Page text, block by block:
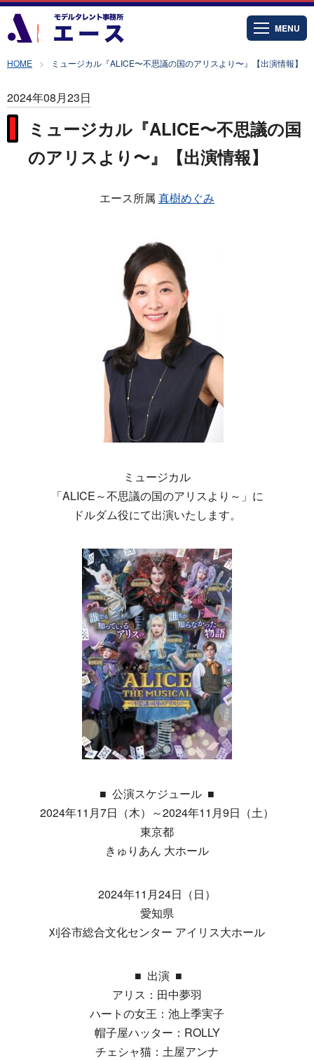
MENU
HOME ミュージカル『ALICE〜不思議の国のアリスより〜』【出演情報】
2024年08月23日
ミュージカル『ALICE〜不思議の国
のアリスより〜』【出演情報】
エース所属 真樹めぐみ
ミュージカル
「ALICE～不思議の国のアリスより～」に
ドルダム役にて出演いたします。
■ 公演スケジュール ■
2024年11月7日（木）～2024年11月9日（土）
東京都
きゅりあん 大ホール
2024年11月24日（日）
愛知県
刈谷市総合文化センター アイリス大ホール
■ 出演 ■
アリス：田中夢羽
ハートの女王：池上季実子
帽子屋ハッター：ROLLY
チェシャ猫：土屋アンナ